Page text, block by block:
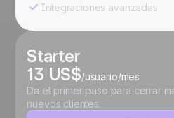
Starter
13 US$/usuario/mes
Da el primer paso para cerrar
nuevos clientes.
Integraciones avanzadas